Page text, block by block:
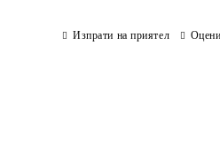
Изпрати на приятел